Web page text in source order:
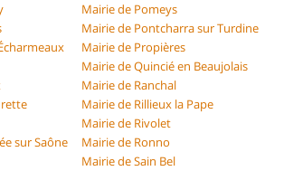
Mairie de Pomeys
Mairie de Pontcharra sur Turdine
Mairie de Propières
Mairie de Quincié en Beaujolais
Mairie de Ranchal
Mairie de Rillieux la Pape
Mairie de Rivolet
sur Saône
Mairie de Ronno
Mairie de Sain Bel